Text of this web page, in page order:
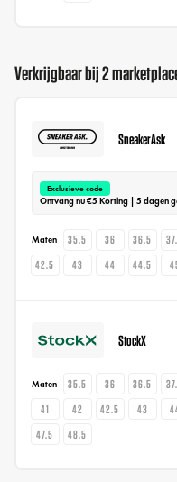
Verkrijgbaar bij 2
SneakerAsk
Exclusieve code
Ontvang nu €5 Korting | 5 dagen
Maten 35.5 36 36.5
42.5
43 44 44.5
StockX
Maten 35.5 36 36.5
41
42 42.5 43
47.5
48.5